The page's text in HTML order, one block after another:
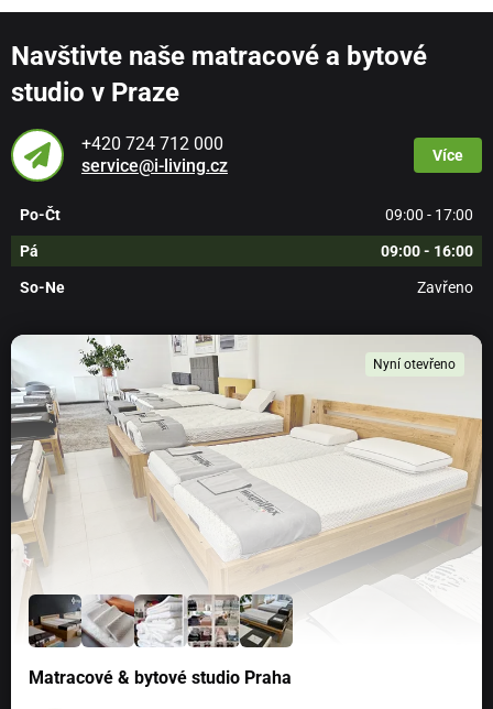
Navštivte naše matracové a bytové
studio v Praze
+420 724 712 000
service@i-living.cz
Více
Po-Čt 09:00 - 17:00
Pá 09:00 - 16:00
So-Ne Zavřeno
Nyní otevřeno
Matracové & bytové studio Praha